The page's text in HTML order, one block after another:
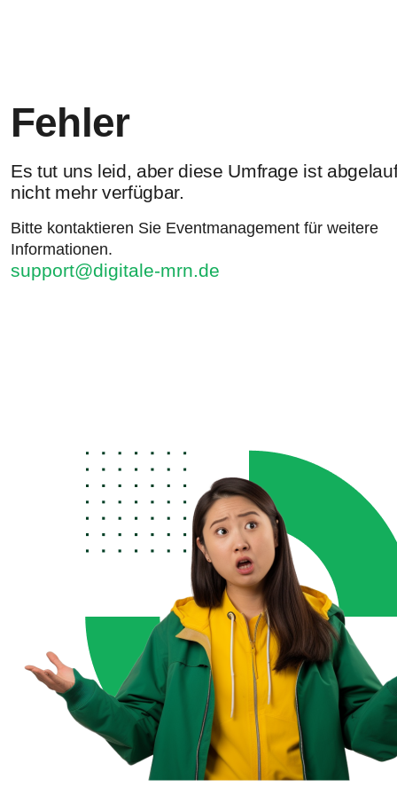
Fehler
Es tut uns leid, aber diese Umfrage ist
nicht mehr verfügbar.
Bitte kontaktieren Sie Eventmanagement für weitere
Informationen.
support@digitale-mrn.de